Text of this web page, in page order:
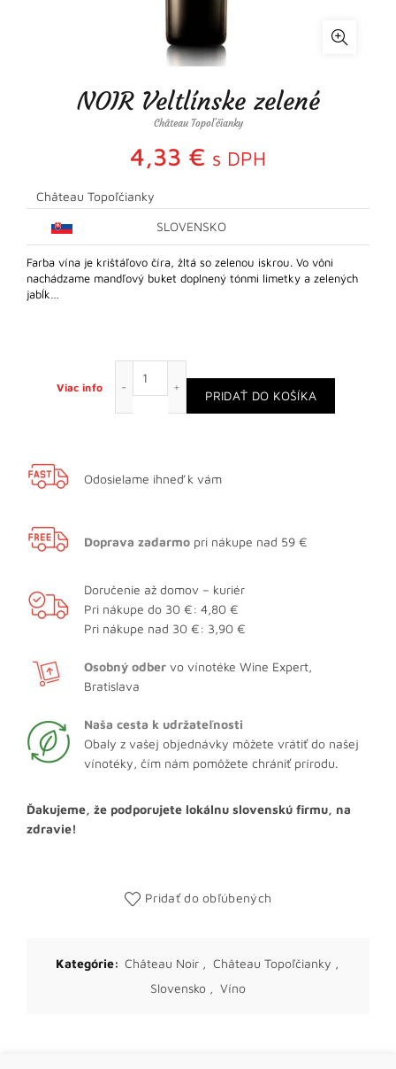
NOIR Veltlínske zelené
Château Topoľčianky
4,33 € s DPH
Château Topoľčianky
SLOVENSKO
Farba vína je krištáľovo číra, žltá so zelenou iskrou. Vo vôni
nachádzame mandľový buket doplnený tónmi limetky a zelených
jabĺk…
Viac info
PRIDAŤ DO KOŠÍKA
Odosielame ihneď k vám
Doprava zadarmo pri nákupe nad 59 €
Doručenie až domov – kuriér
Pri nákupe do 30 €: 4,80 €
Pri nákupe nad 30 €: 3,90 €
Osobný odber vo vínotéke Wine Expert,
Bratislava
Naša cesta k udržateľnosti
Obaly z vašej objednávky môžete vrátiť do našej
vínotéky, čím nám pomôžete chrániť prírodu.
Ďakujeme, že podporujete lokálnu slovenskú firmu, na
zdravie!
Pridať do obľúbených
Kategórie: Château Noir , Château Topoľčianky ,
Slovensko , Víno